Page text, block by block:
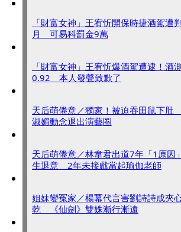
「財富女神」王宥忻開保時捷酒駕遭
月 可易科罰金9萬
「財富女神」王宥忻爆酒駕遭逮！酒
0.92 本人發聲致歉了
天后萌倦意／獨家！被迫吞田鼠下
淑媚動念退出演藝圈
天后萌倦意／林韋君出道7年「1原因
生退意 2年未接戲當起瑜伽老師
姐妹變冤家／楊冪代言害劉詩詩成夾
乾 《仙劍》雙姝漸行漸遠